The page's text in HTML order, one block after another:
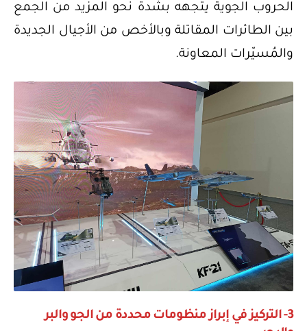
الحروب الجوية يتجهه بشدة نحو المزيد من الجمع
بين الطائرات المقاتلة وبالأخص من الأجيال الجديدة
والمُسيّرات المعاونة.
3- التركيز في إبراز منظومات محددة من الجو والبر